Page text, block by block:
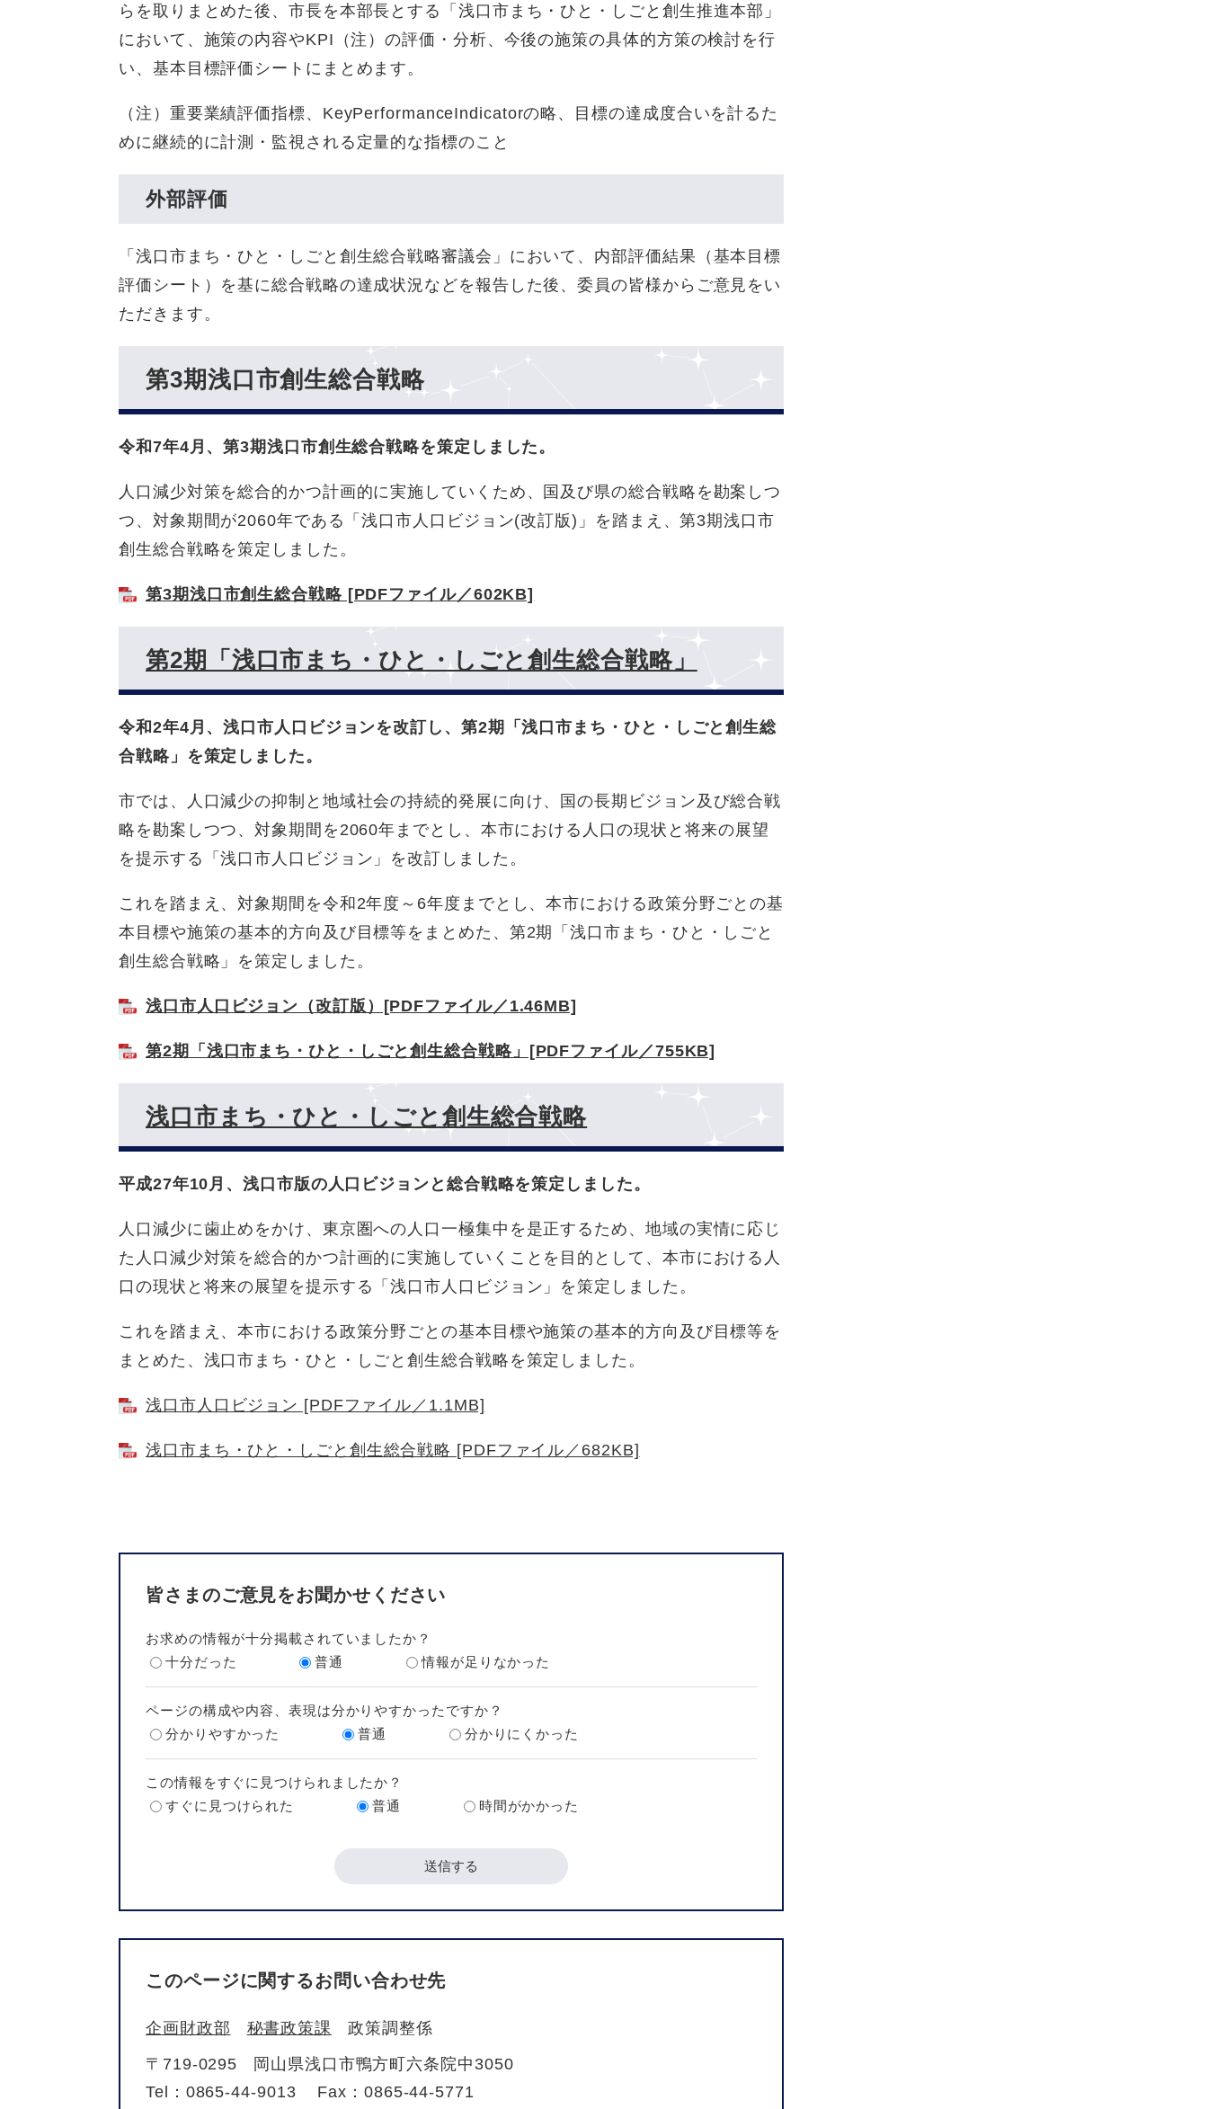
らを取りまとめた後、市長を本部長とする「浅口市まち・ひと・しごと創生推進本部」
において、施策の内容やKPI（注）の評価・分析、今後の施策の具体的方策の検討を行
い、基本目標評価シートにまとめます。
（注）重要業績評価指標、KeyPerformanceIndicatorの略、目標の達成度合いを計るた
めに継続的に計測・監視される定量的な指標のこと
外部評価
「浅口市まち・ひと・しごと創生総合戦略審議会」において、内部評価結果（基本目標
評価シート）を基に総合戦略の達成状況などを報告した後、委員の皆様からご意見をい
ただきます。
第3期浅口市創生総合戦略
令和7年4月、第3期浅口市創生総合戦略を策定しました。
人口減少対策を総合的かつ計画的に実施していくため、国及び県の総合戦略を勘案しつ
つ、対象期間が2060年である「浅口市人口ビジョン(改訂版)」を踏まえ、第3期浅口市
創生総合戦略を策定しました。
第3期浅口市創生総合戦略 [PDFファイル／602KB]
第2期「浅口市まち・ひと・しごと創生総合戦略」
令和2年4月、浅口市人口ビジョンを改訂し、第2期「浅口市まち・ひと・しごと創生総
合戦略」を策定しました。
市では、人口減少の抑制と地域社会の持続的発展に向け、国の長期ビジョン及び総合戦
略を勘案しつつ、対象期間を2060年までとし、本市における人口の現状と将来の展望
を提示する「浅口市人口ビジョン」を改訂しました。
これを踏まえ、対象期間を令和2年度～6年度までとし、本市における政策分野ごとの基
本目標や施策の基本的方向及び目標等をまとめた、第2期「浅口市まち・ひと・しごと
創生総合戦略」を策定しました。
浅口市人口ビジョン（改訂版）[PDFファイル／1.46MB]
第2期「浅口市まち・ひと・しごと創生総合戦略」[PDFファイル／755KB]
浅口市まち・ひと・しごと創生総合戦略
平成27年10月、浅口市版の人口ビジョンと総合戦略を策定しました。
人口減少に歯止めをかけ、東京圏への人口一極集中を是正するため、地域の実情に応じ
た人口減少対策を総合的かつ計画的に実施していくことを目的として、本市における人
口の現状と将来の展望を提示する「浅口市人口ビジョン」を策定しました。
これを踏まえ、本市における政策分野ごとの基本目標や施策の基本的方向及び目標等を
まとめた、浅口市まち・ひと・しごと創生総合戦略を策定しました。
浅口市人口ビジョン [PDFファイル／1.1MB]
浅口市まち・ひと・しごと創生総合戦略 [PDFファイル／682KB]
皆さまのご意見をお聞かせください
お求めの情報が十分掲載されていましたか？
十分だった
普通 情報が足りなかった
ページの構成や内容、表現は分かりやすかったですか？
分かりやすかった
普通 分かりにくかった
この情報をすぐに見つけられましたか？
すぐに見つけられた
普通 時間がかかった
このページに関するお問い合わせ先
企画財政部 秘書政策課
政策調整係
〒719-0295
岡山県浅口市鴨方町六条院中3050
Tel：0865-44-9013
Fax：0865-44-5771